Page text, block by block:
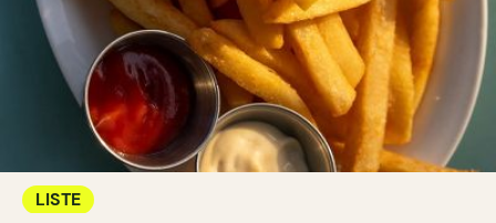
LISTE